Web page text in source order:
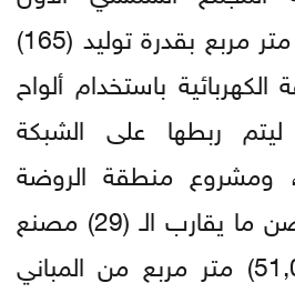
والبالغة (5) مليون متر مربع بقدرة توليد (165)
باستخدام ألواح
ربطها على الشبكة
ومشروع منطقة الروضة
الصناعية التي تحتضن ما يقارب الـ (29) مصنع
حيث تم بناء (51,000) متر مربع من المباني